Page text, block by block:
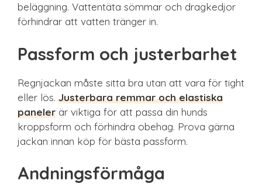
beläggning. Vattentäta sömmar och dragkedjor
förhindrar att vatten tränger in.
Passform och justerbarhet
Regnjackan måste sitta bra utan att vara för tight
eller lös. Justerbara remmar och elastiska
paneler är viktiga för att passa din hunds
kroppsform och förhindra obehag. Prova gärna
jackan innan köp för bästa passform.
Andningsförmåga